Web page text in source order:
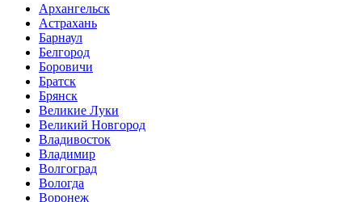
Архангельск
Астрахань
Барнаул
Белгород
Боровичи
Братск
Брянск
Великие Луки
Великий Новгород
Владивосток
Владимир
Волгоград
Вологда
Воронеж